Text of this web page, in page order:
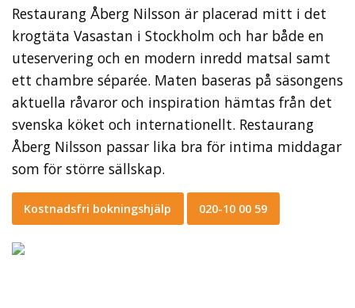
Restaurang Åberg Nilsson är placerad mitt i det
krogtäta Vasastan i Stockholm och har både en
uteservering och en modern inredd matsal samt
ett chambre séparée. Maten baseras på säsongens
aktuella råvaror och inspiration hämtas från det
svenska köket och internationellt. Restaurang
Åberg Nilsson passar lika bra för intima middagar
som för större sällskap.
Kostnadsfri bokningshjälp 020-10 00 59